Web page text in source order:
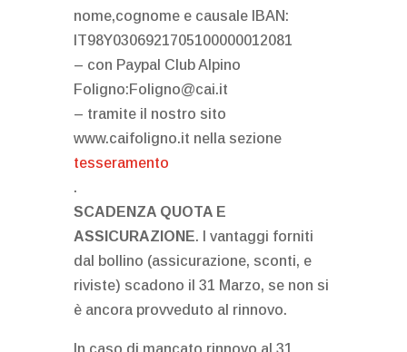
nome,cognome e causale IBAN:
IT98Y0306921705100000012081
– con Paypal Club Alpino
Foligno:Foligno@cai.it
– tramite il nostro sito
www.caifoligno.it nella sezione
tesseramento
.
SCADENZA QUOTA E
ASSICURAZIONE. I vantaggi forniti
dal bollino (assicurazione, sconti, e
riviste) scadono il 31 Marzo, se non si
è ancora provveduto al rinnovo.
In caso di mancato rinnovo al 31